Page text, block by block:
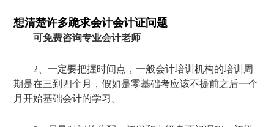
想清楚许多跪求会计会计证问题
可免费咨询专业会计老师
2、一定要把握时间点，一般会计培训机构的培训周
期是在三到四个月，假如是零基础考应该不提前之后一个
月开始基础会计的学习。